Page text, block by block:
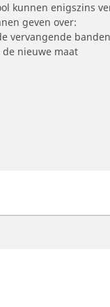
kunnen enigszins
geven over:
vervangende
nieuwe maat